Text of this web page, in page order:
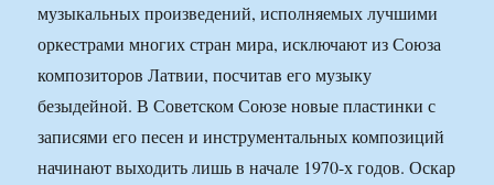
музыкальных произведений, исполняемых лучшими
оркестрами многих стран мира, исключают из Союза
композиторов Латвии, посчитав его музыку
безыдейной. В Советском Союзе новые пластинки с
записями его песен и инструментальных композиций
начинают выходить лишь в начале 1970-х годов. Оскар